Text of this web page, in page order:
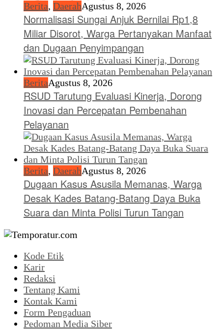
Berita, DaerahAgustus 8, 2026
Normalisasi Sungai Anjuk Bernilai Rp1,8
Miliar Disorot, Warga Pertanyakan Manfaat
dan Dugaan Penyimpangan
BeritaAgustus 8, 2026
RSUD Tarutung Evaluasi Kinerja, Dorong
Inovasi dan Percepatan Pembenahan
Pelayanan
Berita, DaerahAgustus 8, 2026
Dugaan Kasus Asusila Memanas, Warga
Desak Kades Batang-Batang Daya Buka
Suara dan Minta Polisi Turun Tangan
Kode Etik
Karir
Redaksi
Tentang Kami
Kontak Kami
Form Pengaduan
Pedoman Media Siber